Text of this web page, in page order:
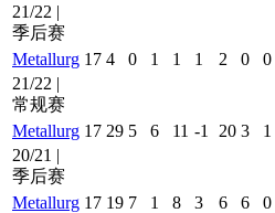
21/22 |
季后赛
Metallurg 17 4 0 1 1 1 2 0 0
21/22 |
常规赛
Metallurg 17 29 5 6 11 -1 20 3 1
20/21 |
季后赛
Metallurg 17 19 7 1 8 3 6 6 0